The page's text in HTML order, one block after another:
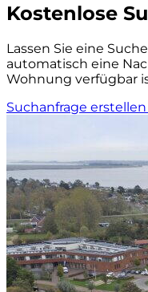
Kostenlose
Lassen Sie eine
automatisch eine
Wohnung verfügbar
Suchanfrage erstellen